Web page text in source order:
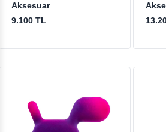
Aksesuar
9.100 TL